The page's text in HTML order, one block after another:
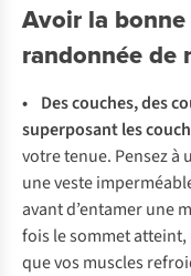
Avoir la
randonnée de
• Des couches, des
superposant les
votre tenue. Pensez à
une veste
avant d’entamer une
fois le sommet
que vos muscles